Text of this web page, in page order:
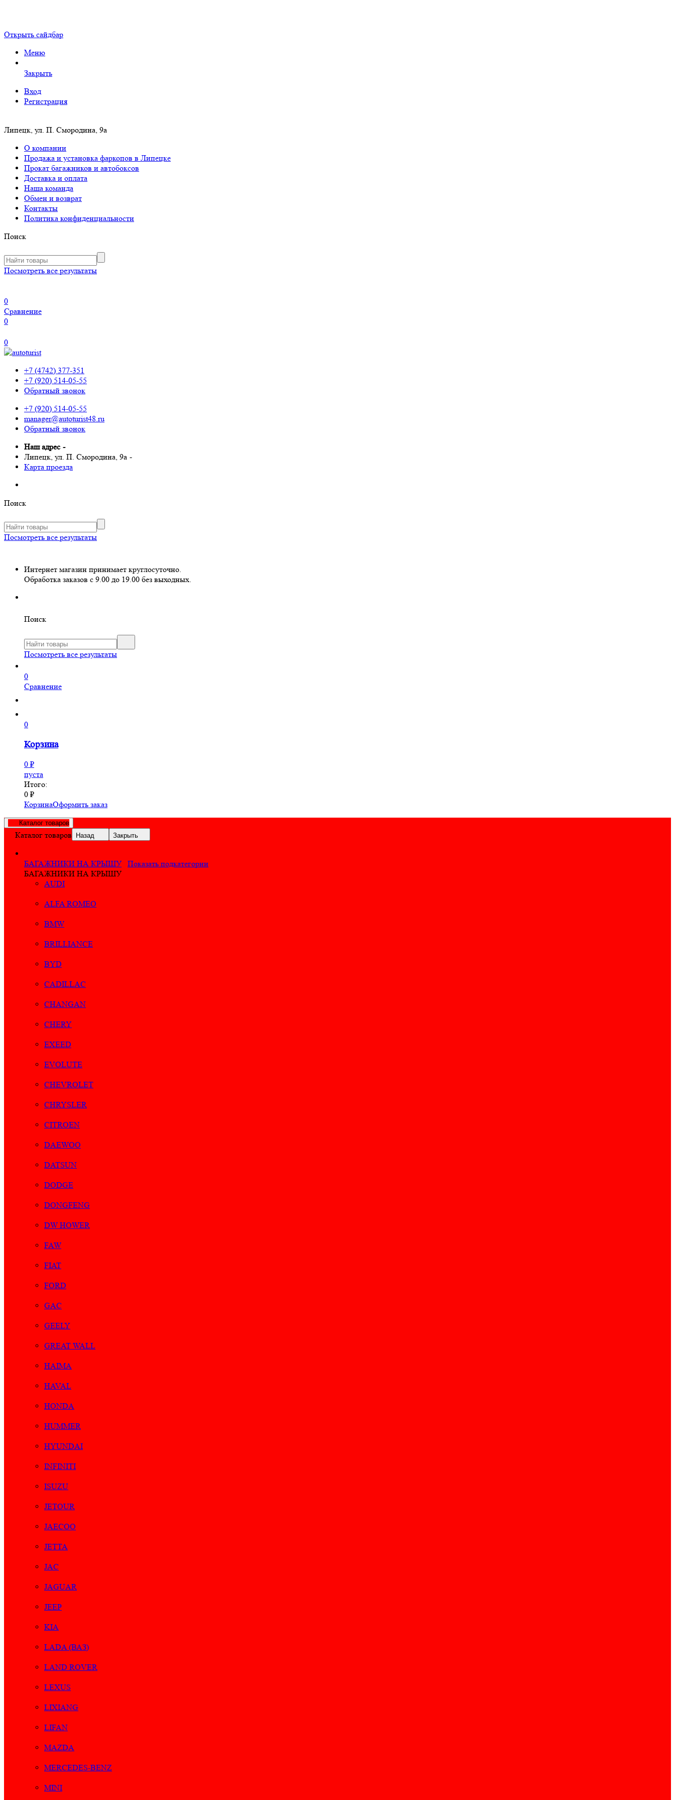
Открыть сайдбар
Меню
Закрыть
Вход
Регистрация
Липецк, ул. П. Смородина, 9а
О компании
Продажа и установка фаркопов в Липецке
Прокат багажников и автобоксов
Доставка и оплата
Наша команда
Обмен и возврат
Контакты
Политика конфиденциальности
Поиск
Посмотреть все результаты
0
Сравнение
0
0
+7 (4742) 377-351
+7 (920) 514-05-55
Обратный звонок
+7 (920) 514-05-55
manager@autoturist48.ru
Обратный звонок
Наш адрес -
Липецк, ул. П. Смородина, 9а -
Карта проезда
Поиск
Посмотреть все результаты
Интернет магазин принимает круглосуточно.
Обработка заказов с 9.00 до 19.00 без выходных.
Поиск
Посмотреть все результаты
0
Сравнение
0
Корзина
0 ₽
пуста
Итого:
0 ₽
КорзинаОформить заказ
Каталог товаров
Каталог товаров Назад Закрыть
БАГАЖНИКИ НА КРЫШУ
Показать подкатегории
БАГАЖНИКИ НА КРЫШУ
AUDI
ALFA ROMEO
BMW
BRILLIANCE
BYD
CADILLAC
CHANGAN
CHERY
EXEED
EVOLUTE
CHEVROLET
CHRYSLER
CITROEN
DAEWOO
DATSUN
DODGE
DONGFENG
DW HOWER
FAW
FIAT
FORD
GAC
GEELY
GREAT WALL
HAIMA
HAVAL
HONDA
HUMMER
HYUNDAI
INFINITI
ISUZU
JETOUR
JAECOO
JETTA
JAC
JAGUAR
JEEP
KIA
LADA (ВАЗ)
LAND ROVER
LEXUS
LIXIANG
LIFAN
MAZDA
MERCEDES-BENZ
MINI